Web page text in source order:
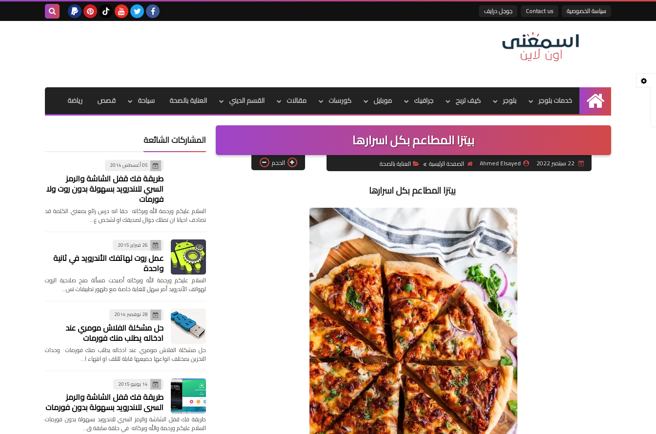
سياسة الخصوصية Contact us جوجل درايف
الرئيسية
خدمات بلوجر بلوجر كيف تربح جرافيك موبايل كورسات مقالات القسم الديني العناية بالصحة سياحة قصص رياضة
بيتزا المطاعم بكل اسرارها
22 سبتمبر 2022 Ahmed Elsayed الصفحة الرئيسية العناية بالصحة الحجم
بيتزا المطاعم بكل اسرارها
المشاركات الشائعة
05 أغسطس 2014
طريقة فك قفل الشاشة والرمز
السري للاندرويد بسهولة بدون روت ولا
فورمات
السلام عليكم ورحمة الله وبركاته حقا انه درس رائع بمعني الكلمة قد
تصادف احيانا ان تمتلك جوال لصديقك او لشخص ع…
26 فبراير 2015
عمل روت لهاتفك الأندرويد في ثانية
واحدة
السلام عليكم ورحمة الله وبركاته أصبحت مسألة منح صلاحية الروت
لهواتف الأندرويد أمر سهل للغاية خاصة مع ظهور تطبيقات تس…
28 نوفمبر 2014
حل مشكلة الفلاش مومري عند
ادخاله يطلب منك فورمات
حل مشكلة الفلاش مومري عند ادخاله يطلب منك فورمات وحدات
التخزين بمختلف انواعها جميعها قابلة للتلف او انتهاء ا…
14 يونيو 2015
طريقة فك قفل الشاشة والرمز
السري للاندرويد بسهولة بدون فورمات
طريقة فك قفل الشاشة والرمز السري للاندرويد بسهولة بدون فورمات
السلام عليكم ورحمة والله وبركاته في حلقة سابقة ق…